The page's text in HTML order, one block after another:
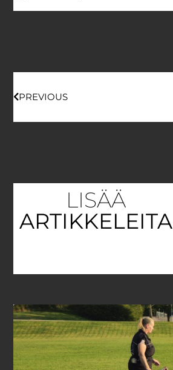
PREVIOUS
LISÄÄ
ARTIKKELEITA